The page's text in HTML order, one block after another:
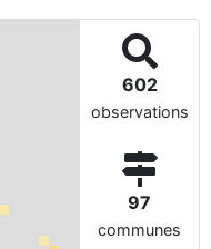
602
observations
97
communes